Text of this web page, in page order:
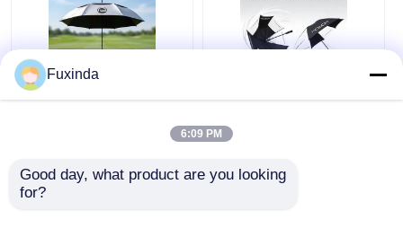
Bestpreis
winddicht, 60 Zoll
großer Regenschirm.
Bestpreis
Fuxinda
6:09 PM
Good day, what product are you looking
for?